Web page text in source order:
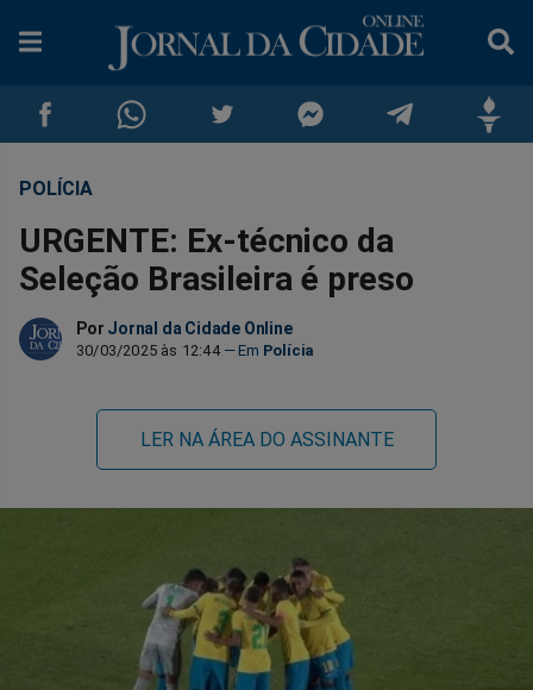
Compartilhar
no
Facebook
Compartilhar
no
Whatsapp
no
Twitter
no
Messenger
no
POLÍCIA
URGENTE: Ex-técnico da
Seleção Brasileira é preso
Por Jornal da Cidade Online
30/03/2025 às 12:44 Polícia
LER NA ÁREA DO ASSINANTE